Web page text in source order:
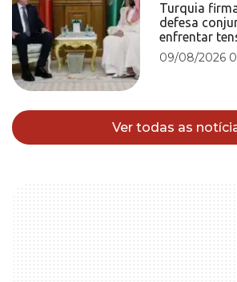
Turquia
defesa
enfrentar
09/08/2026
Ver todas as